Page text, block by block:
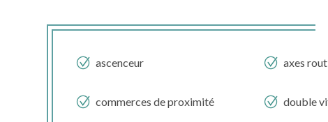
ascenceur axes
commerces de proximité double